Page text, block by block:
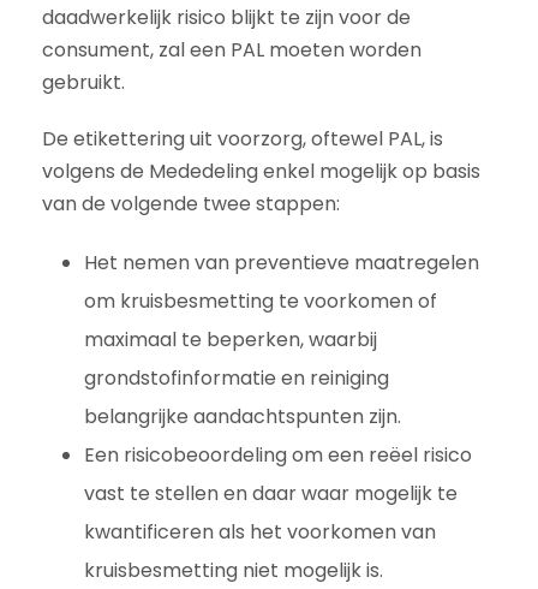
daadwerkelijk risico blijkt te zijn voor de
consument, zal een PAL moeten worden
gebruikt.
De etikettering uit voorzorg, oftewel PAL, is
volgens de Mededeling enkel mogelijk op basis
van de volgende twee stappen:
Het nemen van preventieve maatregelen
om kruisbesmetting te voorkomen of
maximaal te beperken, waarbij
grondstofinformatie en reiniging
belangrijke aandachtspunten zijn.
Een risicobeoordeling om een reëel risico
vast te stellen en daar waar mogelijk te
kwantificeren als het voorkomen van
kruisbesmetting niet mogelijk is.